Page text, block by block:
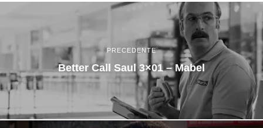
PRECEDENTE
Better Call Saul 3×01 – Mabel